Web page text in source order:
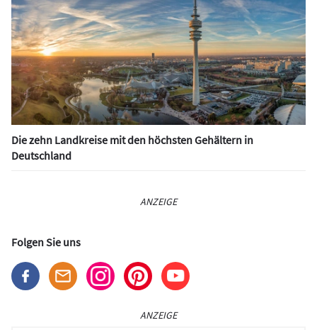
Die zehn Landkreise mit den höchsten Gehältern in
Deutschland
ANZEIGE
Folgen Sie uns
ANZEIGE